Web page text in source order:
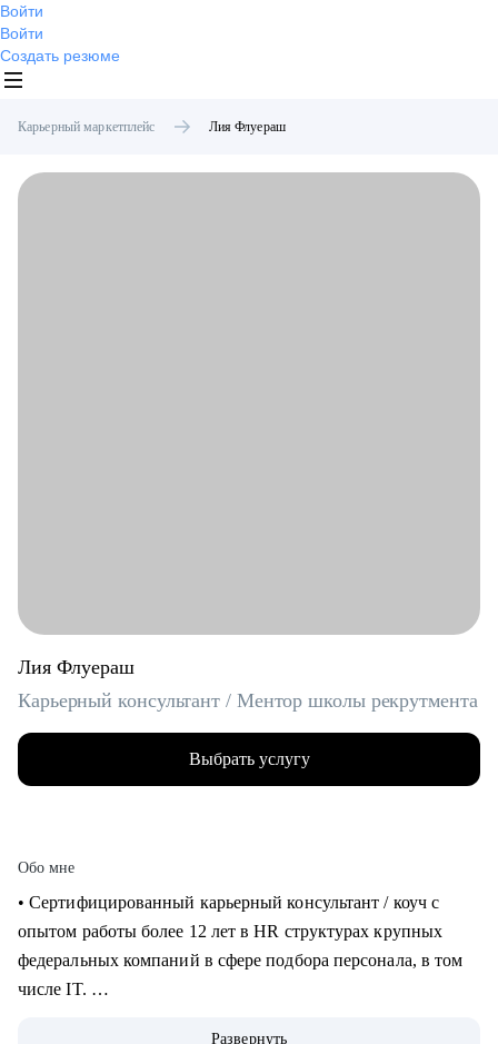
Войти
Войти
Создать резюме
Карьерный маркетплейс Лия Флуераш
Лия Флуераш
Карьерный консультант / Ментор школы рекрутмента
Выбрать услугу
Обо мне
• Сертифицированный карьерный консультант / коуч с
опытом работы более 12 лет в HR структурах крупных
федеральных компаний в сфере подбора персонала, в том
числе IT.
Развернуть